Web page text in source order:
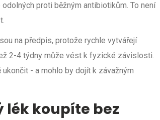
proti běžným antibiotikům. To není
na předpis, protože rychle vytvářejí
2-4 týdny může vést k fyzické závislosti.
- a mohlo by dojít k závažným
lék koupíte bez